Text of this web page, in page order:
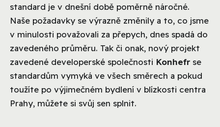
standard je v dnešní době poměrně náročné.
Naše požadavky se výrazně změnily a to, co jsme
v minulosti považovali za přepych, dnes spadá do
zavedeného průměru. Tak či onak, nový projekt
zavedené developerské společnosti Konhefr se
standardům vymyká ve všech směrech a pokud
toužíte po výjimečném bydlení v blízkosti centra
Prahy, můžete si svůj sen splnit.